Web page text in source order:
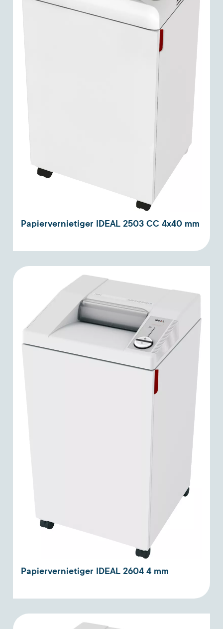
Papiervernietiger IDEAL 2503 CC 4x40 mm
Papiervernietiger IDEAL 2604 4 mm